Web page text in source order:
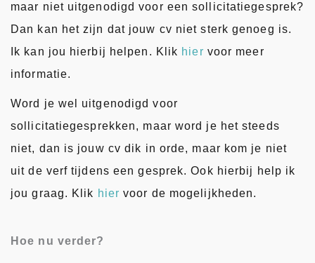
maar niet uitgenodigd voor een sollicitatiegesprek?
Dan kan het zijn dat jouw cv niet sterk genoeg is.
Ik kan jou hierbij helpen. Klik hier voor meer
informatie.
Word je wel uitgenodigd voor
sollicitatiegesprekken, maar word je het steeds
niet, dan is jouw cv dik in orde, maar kom je niet
uit de verf tijdens een gesprek. Ook hierbij help ik
jou graag. Klik hier voor de mogelijkheden.
Hoe nu verder?